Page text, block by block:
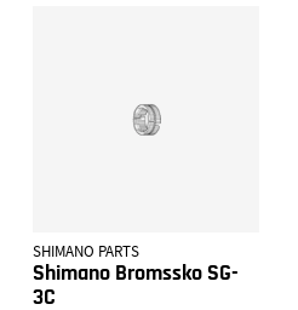
SHIMANO PARTS
Shimano Bromssko SG-
3C